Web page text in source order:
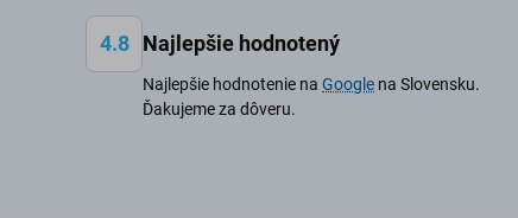
4.8 Najlepšie hodnotený
Najlepšie hodnotenie na Google na Slovensku.
Ďakujeme za dôveru.